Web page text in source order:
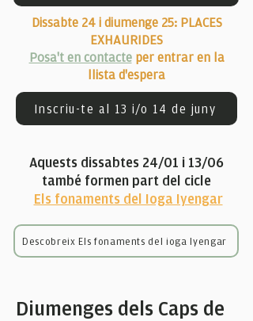
Dissabte 24 i diumenge 25: PLACES
EXHAURIDES
Posa't en contacteper entrar en la
llista d'espera
Inscriu-te al 13 i/o 14 de juny
Aquests dissabtes 24/01 i 13/06
també formen part del cicle
Els fonaments del Ioga Iyengar
Descobreix Els fonaments del ioga Iyengar
Diumenges dels Caps de